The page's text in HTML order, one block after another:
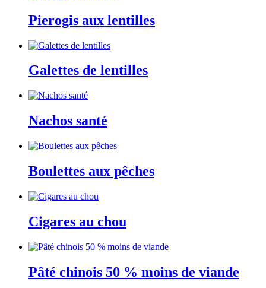
Pierogis aux lentilles
Galettes de lentilles
Nachos santé
Boulettes aux pêches
Cigares au chou
Pâté chinois 50 % moins de viande